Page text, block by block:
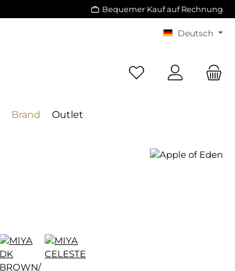
Bequemer Kauf auf Rechnung
Deutsch
Brand Outlet